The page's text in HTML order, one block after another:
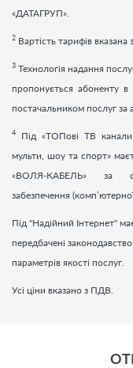
«ДАТАГРУП».
2 Вартість тарифів
3 Технологія надання
пропонується абоненту в
постачальником послуг за
4
Під «ТОПові ТВ
мульти, шоу та спорт»
«ВОЛЯ-КАБЕЛЬ» за
забезпечення
Під "Надійний Інтернет"
передбачені
параметрів якості послуг.
Усі ціни вказано з ПДВ.